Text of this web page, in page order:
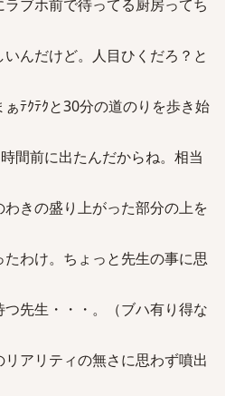
ブホ前で待ってる厨房ってち
んだけど。人目ひくだろ？と
ﾃｸﾃｸと30分の道のりを歩き始
間前に出たんだからね。相当
きの盛り上がった部分の上を
わけ。ちょっと先生の事に思
先生・・・。（ブハ有り得な
アリティの無さに思わず噴出